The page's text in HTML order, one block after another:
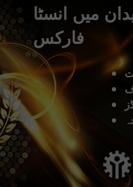
میں انسٹا
فارکس